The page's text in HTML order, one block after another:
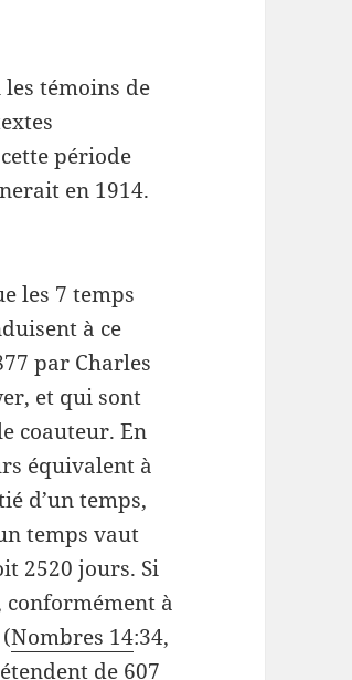
témoins de
période
en 1914.
les 7 temps
à ce
par Charles
et qui sont
coauteur. En
équivalent à
d’un temps,
temps vaut
2520 jours. Si
à
Nombres 14:34,
de 607